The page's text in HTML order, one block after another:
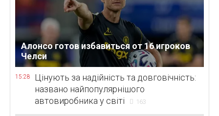
Алонсо готов избавиться от 16 игроков
Челси
15:28
Цінують за надійність та довговічність:
названо найпопулярнішого
автовиробника у світі
163